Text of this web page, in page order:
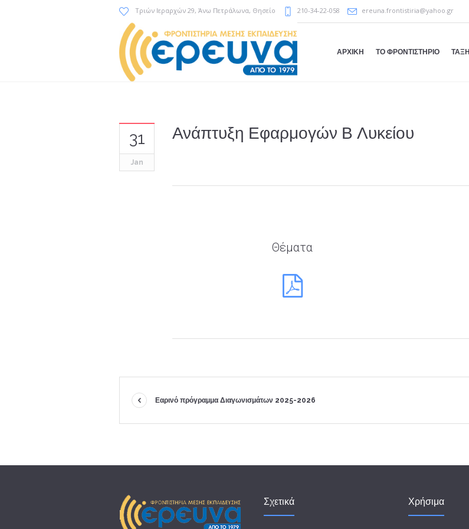
Τριών Ιεραρχών 29, Άνω Πετράλωνα, Θησείο 210-34-22-058 ereuna.frontistiria@yahoo.gr
ΑΡΧΙΚΗ ΤΟ ΦΡΟΝΤΙΣΤΗΡΙΟ ΤΑΞΗ
31
Jan
Ανάπτυξη Εφαρμογών Β Λυκείου
Θέματα
Εαρινό πρόγραμμα Διαγωνισμάτων 2025-2026
Σχετικά Χρήσιμα